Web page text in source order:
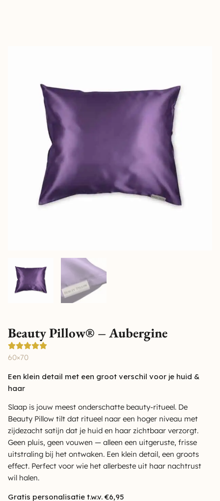
Beauty Pillow® – Aubergine
60×70
Een klein detail met een groot verschil voor je huid &
haar
Slaap is jouw meest onderschatte beauty-ritueel. De
Beauty Pillow tilt dat ritueel naar een hoger niveau met
zijdezacht satijn dat je huid en haar zichtbaar verzorgt.
Geen pluis, geen vouwen — alleen een uitgeruste, frisse
uitstraling bij het ontwaken. Een klein detail, een groots
effect. Perfect voor wie het allerbeste uit haar nachtrust
wil halen.
Gratis personalisatie t.w.v. €6,95